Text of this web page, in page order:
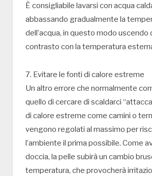
È consigliabile lavarsi con acqua
abbassando gradualmente la
dell’acqua, in questo modo uscendo
contrasto con la temperatura
7. Evitare le fonti di calore estreme
Un altro errore che normalmente
quello di cercare di scaldarci
di calore estreme come camini o
vengono regolati al massimo per
l’ambiente il prima possibile. Come
doccia, la pelle subirà un cambio
temperatura, che provocherà